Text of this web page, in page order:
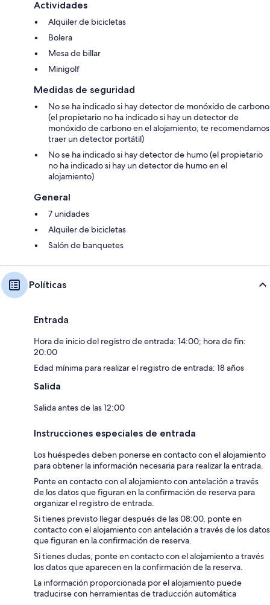
Actividades
Alquiler de bicicletas
Bolera
Mesa de billar
Minigolf
Medidas de seguridad
No se ha indicado si hay detector de monóxido de carbono
(el propietario no ha indicado si hay un detector de
monóxido de carbono en el alojamiento; te recomendamos
traer un detector portátil)
No se ha indicado si hay detector de humo (el propietario
no ha indicado si hay un detector de humo en el
alojamiento)
General
7 unidades
Alquiler de bicicletas
Salón de banquetes
Políticas
Entrada
Hora de inicio del registro de entrada: 14:00; hora de fin:
20:00
Edad mínima para realizar el registro de entrada: 18 años
Salida
Salida antes de las 12:00
Instrucciones especiales de entrada
Los huéspedes deben ponerse en contacto con el alojamiento
para obtener la información necesaria para realizar la entrada.
Ponte en contacto con el alojamiento con antelación a través
de los datos que figuran en la confirmación de reserva para
organizar el registro de entrada.
Si tienes previsto llegar después de las 08:00, ponte en
contacto con el alojamiento con antelación a través de los datos
que figuran en la confirmación de reserva.
Si tienes dudas, ponte en contacto con el alojamiento a través
los datos que aparecen en la confirmación de la reserva.
La información proporcionada por el alojamiento puede
traducirse con herramientas de traducción automática